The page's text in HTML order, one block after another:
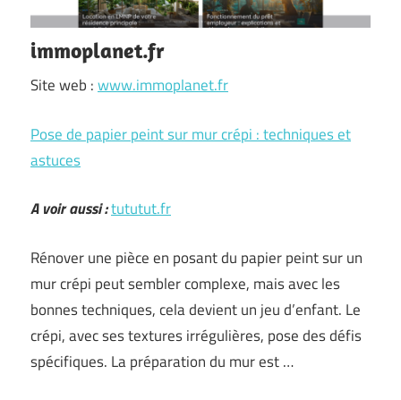
immoplanet.fr
Site web :www.immoplanet.fr
Pose de papier peint sur mur crépi : techniques et
astuces
A voir aussi :tututut.fr
Rénover une pièce en posant du papier peint sur un
mur crépi peut sembler complexe, mais avec les
bonnes techniques, cela devient un jeu d’enfant. Le
crépi, avec ses textures irrégulières, pose des défis
spécifiques. La préparation du mur est …